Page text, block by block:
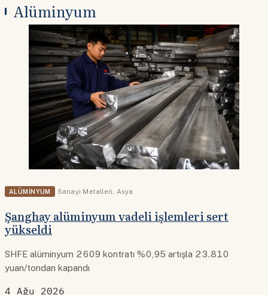
Alüminyum
ALÜMINYUM Sanayi Metalleri Asya
Şanghay alüminyum vadeli işlemleri sert
yükseldi
SHFE alüminyum 2609 kontratı %0,95 artışla 23.810
yuan/tondan kapandı
4 Ağu 2026